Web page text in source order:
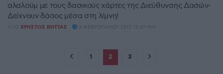
αλαλούμ με τους δασικούς χάρτες της Διεύθυνσης Δασών-
Δείχνουν δάσος μέσα στη λίμνη!
ΑΠΌ ΧΡΉΣΤΟΣ ΒΉΤΤΑΣ 3 ΦΕΒΡΟΥΑΡΊΟΥ 2017, 12:47 ΜΜ
1 2 3